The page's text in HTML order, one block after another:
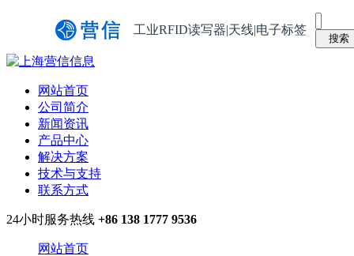
工业RFID读写器|天线|电子标签
网站首页
公司简介
新闻资讯
产品中心
解决方案
技术与支持
联系方式
24小时服务热线 +86 138 1777 9536
网站首页